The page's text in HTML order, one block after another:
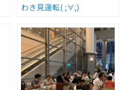
わき見運転( ;∀;)